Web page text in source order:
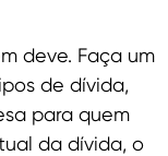
deve. Faça um
de dívida,
para quem
da dívida, o